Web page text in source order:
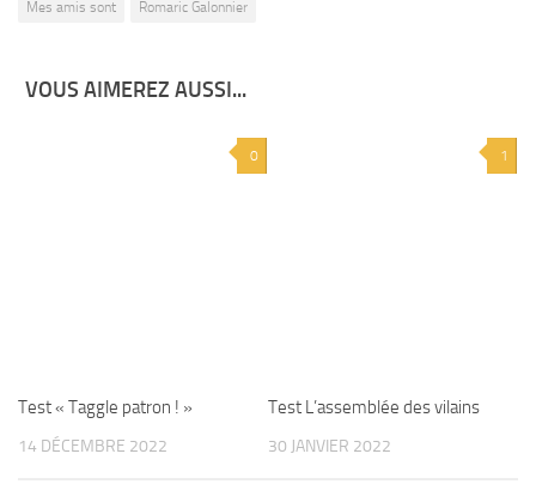
Mes amis sont
Romaric Galonnier
VOUS AIMEREZ AUSSI...
0
Test « Taggle patron ! »
14 DÉCEMBRE 2022
1
Test L’assemblée des vilains
30 JANVIER 2022